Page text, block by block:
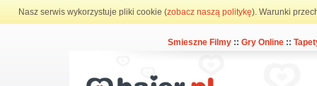
Nasz serwis wykorzystuje pliki cookie (zobacz naszą politykę). Warunki
Smieszne Filmy ::Gry Online ::